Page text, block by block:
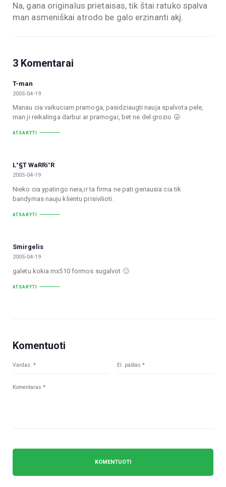
Na, gana originalus prietaisas, tik štai ratuko spalva
man asmeniškai atrodo be galo erzinanti akį.
3 Komentarai
T-man
2005-04-19
Manau cia vaikuciam pramoga, pasidziaugti nauja spalvota pele,
man ji reikalinga darbui ar pramogai, bet ne del grozio 😛
ATSAKYTI
L°§T W­­­­aRRi°R
2005-04-19
Nieko cia ypatingo nera,ir ta firma ne pati geriausia cia tik
bandymas nauju klientu prisivilioti.
ATSAKYTI
Smirgelis
2005-04-19
galetu kokia mx510 formos sugalvot 🙂
ATSAKYTI
Komentuoti